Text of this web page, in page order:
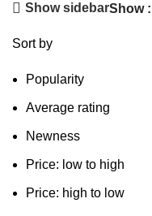
Show sidebarShow
Sort by
Popularity
Average rating
Newness
Price: low to high
Price: high to low